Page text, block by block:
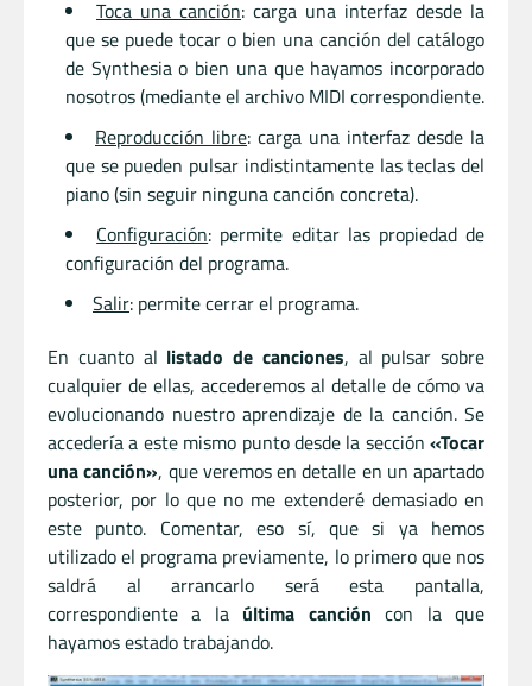
Toca una canción: carga una interfaz desde la
que se puede tocar o bien una canción del catálogo
de Synthesia o bien una que hayamos incorporado
nosotros (mediante el archivo MIDI correspondiente.
Reproducción libre: carga una interfaz desde la
que se pueden pulsar indistintamente las teclas del
piano (sin seguir ninguna canción concreta).
Configuración: permite editar las propiedad de
configuración del programa.
Salir: permite cerrar el programa.
En cuanto al listado de canciones, al pulsar sobre
cualquier de ellas, accederemos al detalle de cómo va
evolucionando nuestro aprendizaje de la canción. Se
accedería a este mismo punto desde la sección «Tocar
una canción», que veremos en detalle en un apartado
posterior, por lo que no me extenderé demasiado en
este punto. Comentar, eso sí, que si ya hemos
utilizado el programa previamente, lo primero que nos
saldrá al arrancarlo será esta pantalla,
correspondiente a la última canción con la que
hayamos estado trabajando.